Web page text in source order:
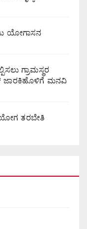
ಯೋಗಾಸನ
ಗ್ರಾಮಸ್ಥರ
ಮನವಿ
ತರಬೇತಿ